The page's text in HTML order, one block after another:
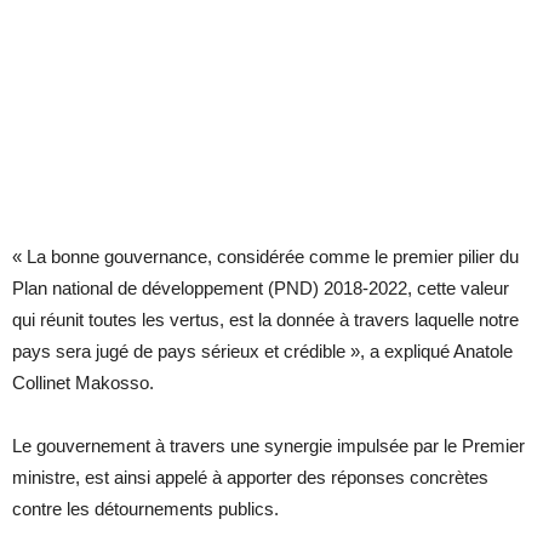
« La bonne gouvernance, considérée comme le premier pilier du
Plan national de développement (PND) 2018-2022, cette valeur
qui réunit toutes les vertus, est la donnée à travers laquelle notre
pays sera jugé de pays sérieux et crédible », a expliqué Anatole
Collinet Makosso.
Le gouvernement à travers une synergie impulsée par le Premier
ministre, est ainsi appelé à apporter des réponses concrètes
contre les détournements publics.